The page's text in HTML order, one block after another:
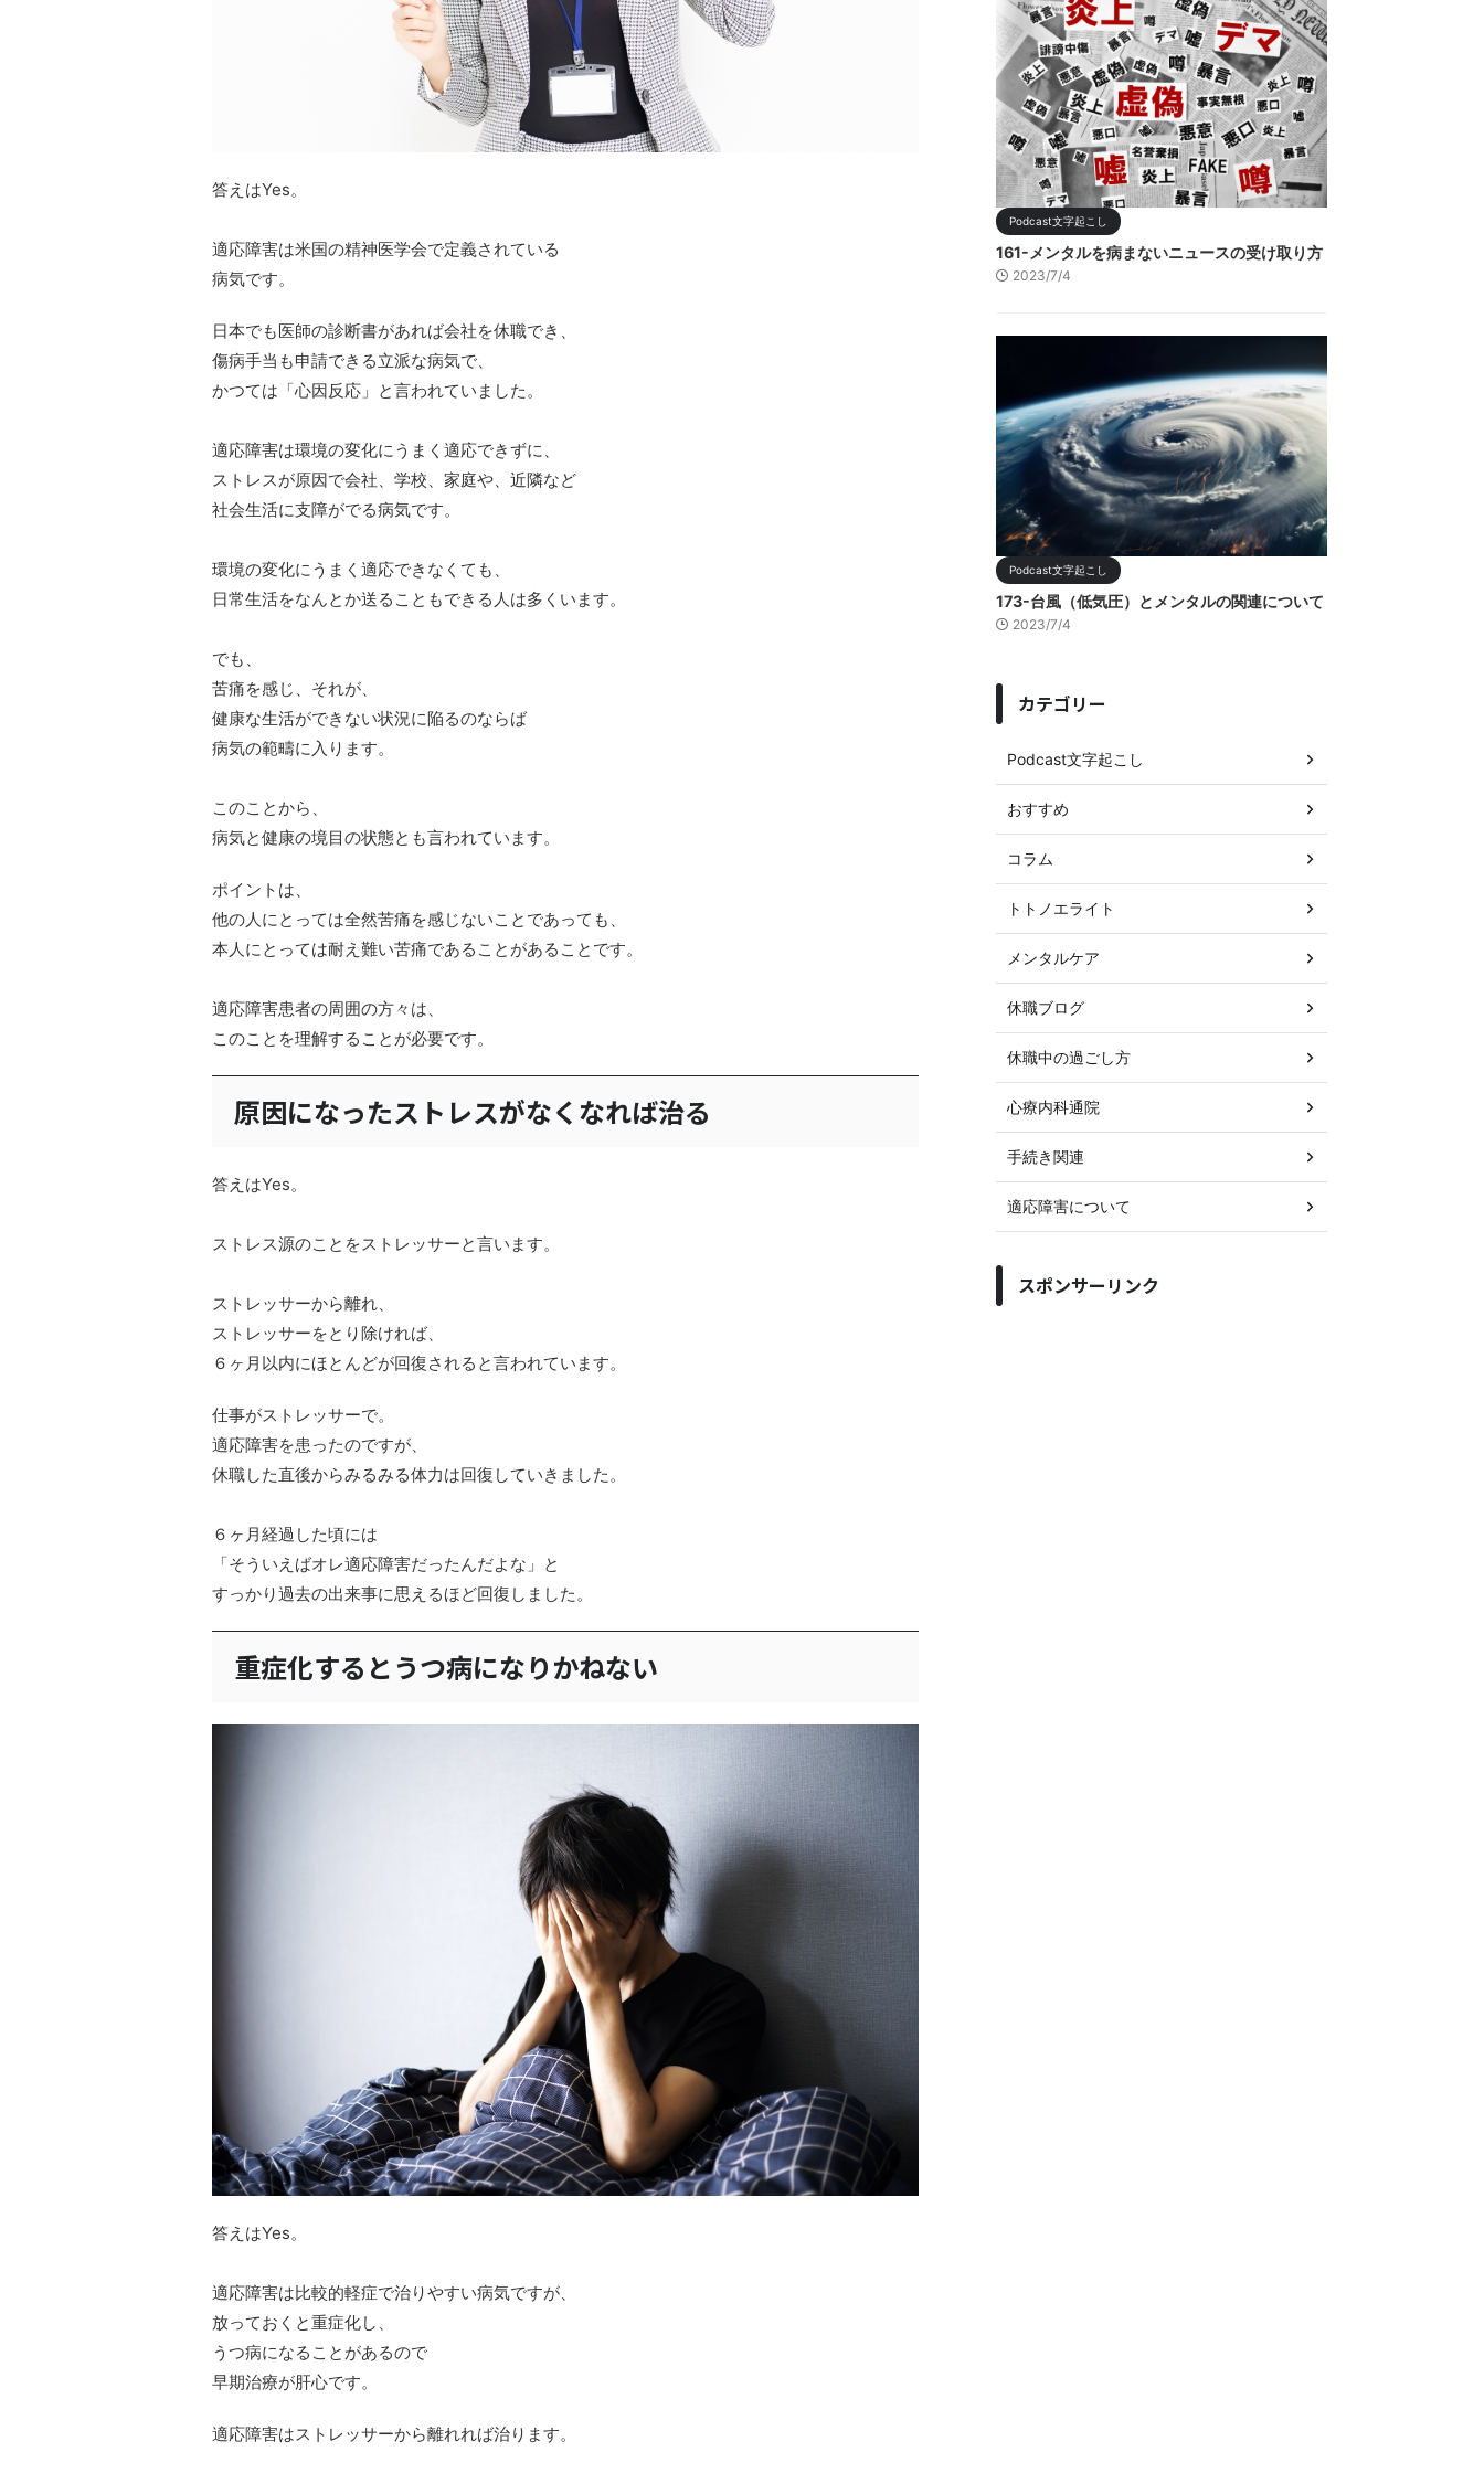
答えはYes。
適応障害は米国の精神医学会で定義されている
病気です。
日本でも医師の診断書があれば会社を休職でき、
傷病手当も申請できる立派な病気で、
かつては「心因反応」と言われていました。
適応障害は環境の変化にうまく適応できずに、
ストレスが原因で会社、学校、家庭や、近隣など
社会生活に支障がでる病気です。
環境の変化にうまく適応できなくても、
日常生活をなんとか送ることもできる人は多くいます。
でも、
苦痛を感じ、それが、
健康な生活ができない状況に陥るのならば
病気の範疇に入ります。
このことから、
病気と健康の境目の状態とも言われています。
ポイントは、
他の人にとっては全然苦痛を感じないことであっても、
本人にとっては耐え難い苦痛であることがあることです。
適応障害患者の周囲の方々は、
このことを理解することが必要です。
原因になったストレスがなくなれば治る
答えはYes。
ストレス源のことをストレッサーと言います。
ストレッサーから離れ、
ストレッサーをとり除ければ、
６ヶ月以内にほとんどが回復されると言われています。
仕事がストレッサーで。
適応障害を患ったのですが、
休職した直後からみるみる体力は回復していきました。
６ヶ月経過した頃には
「そういえばオレ適応障害だったんだよな」と
すっかり過去の出来事に思えるほど回復しました。
重症化するとうつ病になりかねない
答えはYes。
適応障害は比較的軽症で治りやすい病気ですが、
放っておくと重症化し、
うつ病になることがあるので
早期治療が肝心です。
適応障害はストレッサーから離れれば治ります。
Podcast文字起こし
161-メンタルを病まないニュースの受け取り方
2023/7/4
Podcast文字起こし
173-台風（低気圧）とメンタルの関連について
2023/7/4
カテゴリー
Podcast文字起こし
おすすめ
コラム
トトノエライト
メンタルケア
休職ブログ
休職中の過ごし方
心療内科通院
手続き関連
適応障害について
スポンサーリンク